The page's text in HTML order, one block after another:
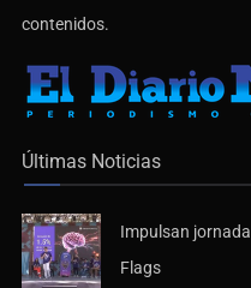
contenidos.
Últimas Noticias
Impulsan
Flags